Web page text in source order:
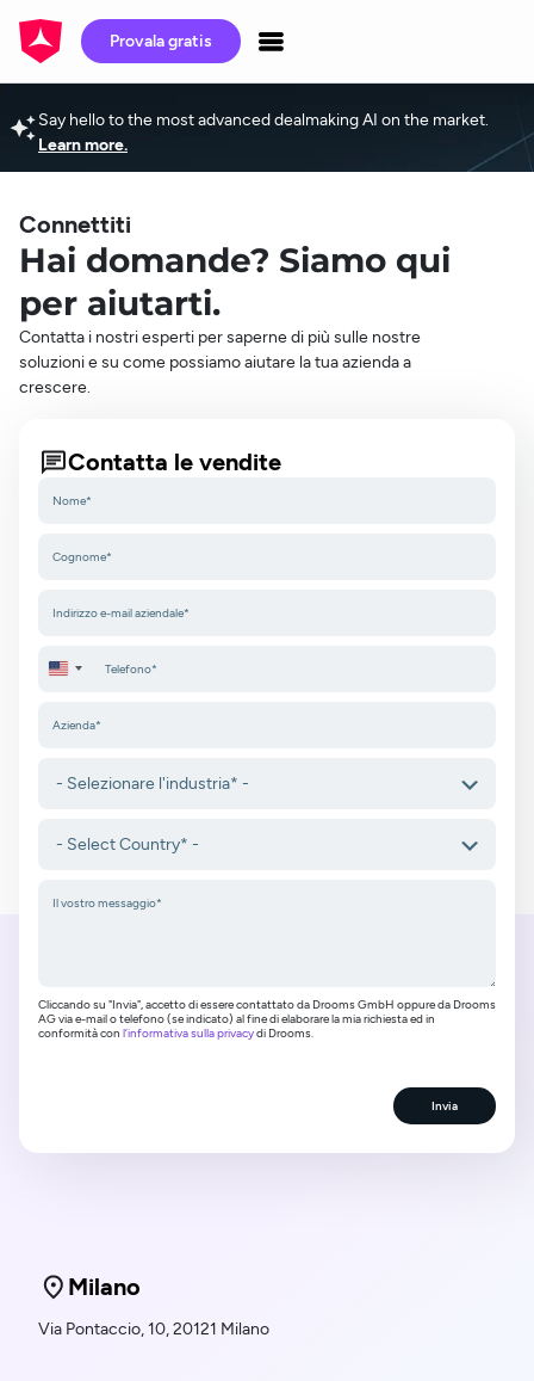
Provala gratis
Say hello to the most advanced dealmaking AI on the market.
Learn more.
Connettiti
Hai domande? Siamo qui
per aiutarti.
Contatta i nostri esperti per saperne di più sulle nostre
soluzioni e su come possiamo aiutare la tua azienda a
crescere.
Contatta le vendite
United States +1
Cliccando su "Invia", accetto di essere contattato da Drooms GmbH oppure da Drooms
AG via e-mail o telefono (se indicato) al fine di elaborare la mia richiesta ed in
conformità con l’informativa sulla privacydi Drooms.
Invia
Milano
Via Pontaccio, 10, 20121 Milano